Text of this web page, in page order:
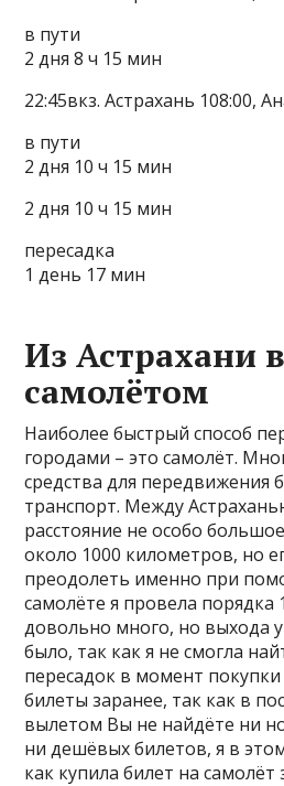
в пути
2 дня 8 ч 15 мин
22:45вкз. Астрахань 108:00,
в пути
2 дня 10 ч 15 мин
2 дня 10 ч 15 мин
пересадка
1 день 17 мин
Из Астрахани
самолётом
Наиболее быстрый способ
городами – это самолёт.
средства для передвижения
транспорт. Между
расстояние не особо
около 1000 километров, но
преодолеть именно при
самолёте я провела порядка
довольно много, но выхода
было, так как я не смогла
пересадок в момент
билеты заранее, так как в
вылетом Вы не найдёте ни
ни дешёвых билетов, я в
как купила билет на самолёт